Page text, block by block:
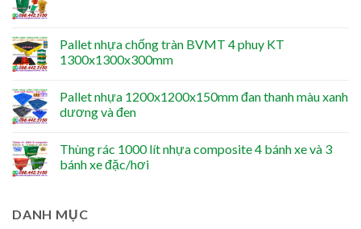
Pallet nhựa chống tràn BVMT 4 phuy KT
1300x1300x300mm
Pallet nhựa 1200x1200x150mm đan thanh màu xanh
dương và đen
Thùng rác 1000 lít nhựa composite 4 bánh xe và 3
bánh xe đặc/hơi
DANH MỤC